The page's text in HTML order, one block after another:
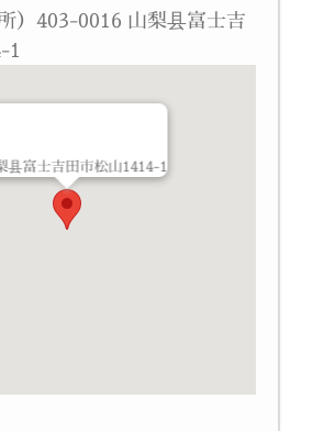
）403-0016 山梨县富士吉
1
县富士吉田市松山1414-1